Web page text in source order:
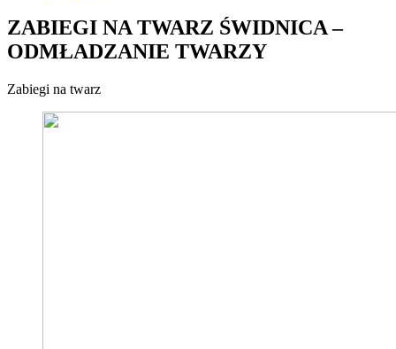
ZABIEGI NA TWARZ ŚWIDNICA –
ODMŁADZANIE TWARZY
Zabiegi na twarz